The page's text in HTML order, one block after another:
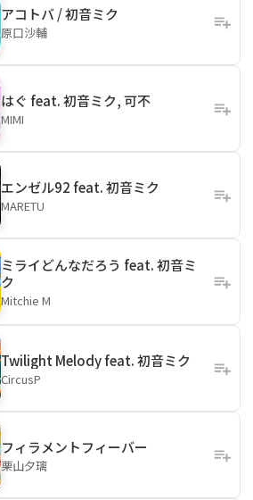
アコトバ / 初音ミク
原口沙輔
はぐ feat. 初音ミク, 可不
MIMI
エンゼル92 feat. 初音ミク
MARETU
ミライどんなだろう feat. 初音ミ
ク
Mitchie M
Twilight Melody feat. 初音ミク
CircusP
フィラメントフィーバー
栗山夕璃